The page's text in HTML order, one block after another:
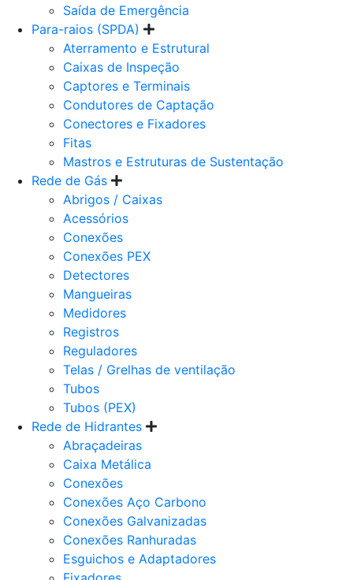
Saída de Emergência
Para-raios (SPDA)
Aterramento e Estrutural
Caixas de Inspeção
Captores e Terminais
Condutores de Captação
Conectores e Fixadores
Fitas
Mastros e Estruturas de Sustentação
Rede de Gás
Abrigos / Caixas
Acessórios
Conexões
Conexões PEX
Detectores
Mangueiras
Medidores
Registros
Reguladores
Telas / Grelhas de ventilação
Tubos
Tubos (PEX)
Rede de Hidrantes
Abraçadeiras
Caixa Metálica
Conexões
Conexões Aço Carbono
Conexões Galvanizadas
Conexões Ranhuradas
Esguichos e Adaptadores